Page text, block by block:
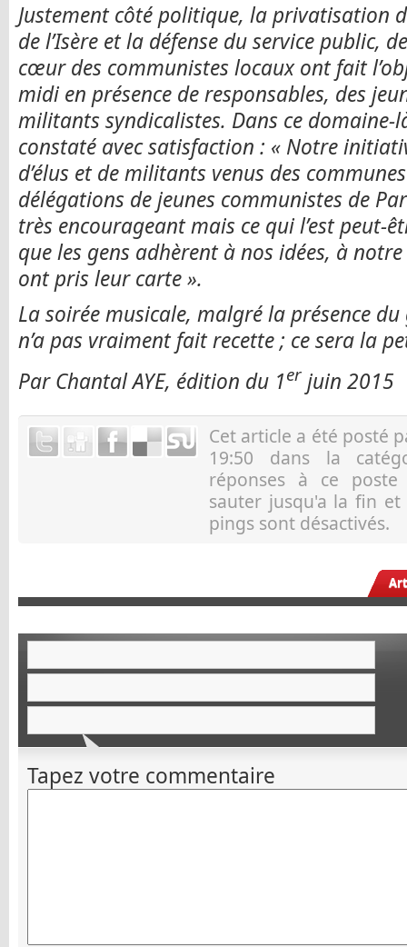
Justement côté politique, la privatisation
de l’Isère et la défense du service public,
cœur des communistes locaux ont fait
midi en présence de responsables, des
militants syndicalistes. Dans ce domaine-
constaté avec satisfaction : « Notre
d’élus et de militants venus des
délégations de jeunes communistes de
très encourageant mais ce qui l’est peut-
que les gens adhèrent à nos idées, à
ont pris leur carte ».
La soirée musicale, malgré la présence
n’a pas vraiment fait recette ; ce sera la
Par Chantal AYE, édition du 1er juin 2015
Cet article a été posté
19:50 dans la
réponses à ce
sauter jusqu'a la fin et
pings sont désactivés.
Tapez votre commentaire